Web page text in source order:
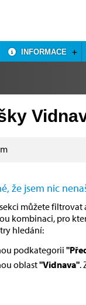
INFORMACE
že jsem nic
můžete filtrovat
kombinaci, pro
hledání:
podkategorii
oblast"Vidnava".